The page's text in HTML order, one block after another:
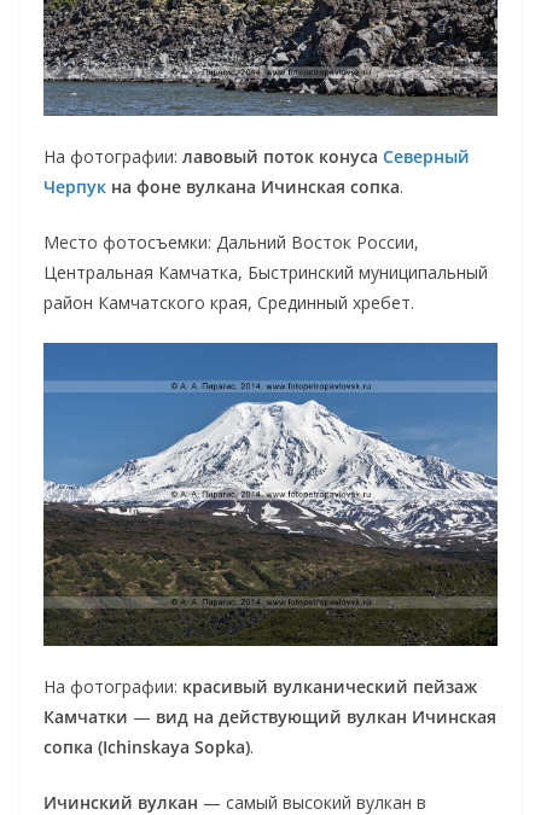
На фотографии: лавовый поток конуса Северный
Черпук на фоне вулкана Ичинская сопка.
Место фотосъемки: Дальний Восток России,
Центральная Камчатка, Быстринский муниципальный
район Камчатского края, Срединный хребет.
На фотографии: красивый вулканический пейзаж
Камчатки — вид на действующий вулкан Ичинская
сопка (Ichinskaya Sopka).
Ичинский вулкан — самый высокий вулкан в